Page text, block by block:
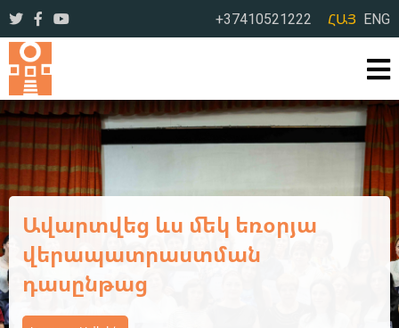
+37410521222 ՀԱՅ ENG
Ավարտվեց Կոտայքի մարզի
դպրոցական
գրադարանավարների եռօրյա
վերապատրաստման
դասընթացի առաջին փուլը